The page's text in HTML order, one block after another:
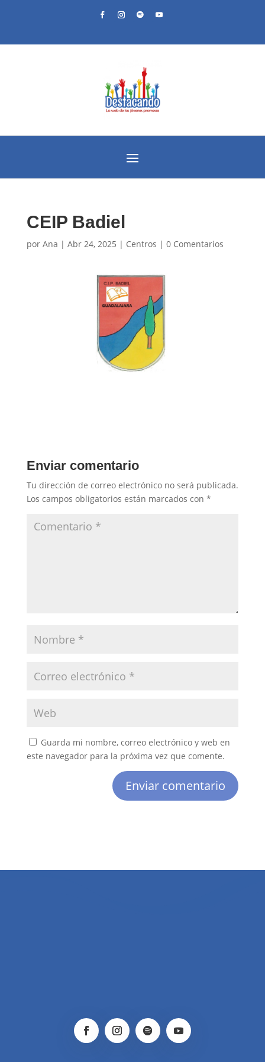
CEIP Badiel
por Ana | Abr 24, 2025 | Centros | 0 Comentarios
Enviar comentario
Tu dirección de correo electrónico no será publicada.
Los campos obligatorios están marcados con *
Guarda mi nombre, correo electrónico y web en
este navegador para la próxima vez que comente.